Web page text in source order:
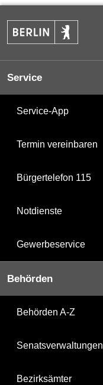
Service
Service-App
Termin vereinbaren
Bürgertelefon 115
Notdienste
Gewerbeservice
Behörden
Behörden A-Z
Senatsverwaltungen
Bezirksämter